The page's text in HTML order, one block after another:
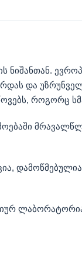
ნიშანთან.
და
როგორც